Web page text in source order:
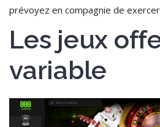
prévoyez en compagnie de
Les jeux
variable